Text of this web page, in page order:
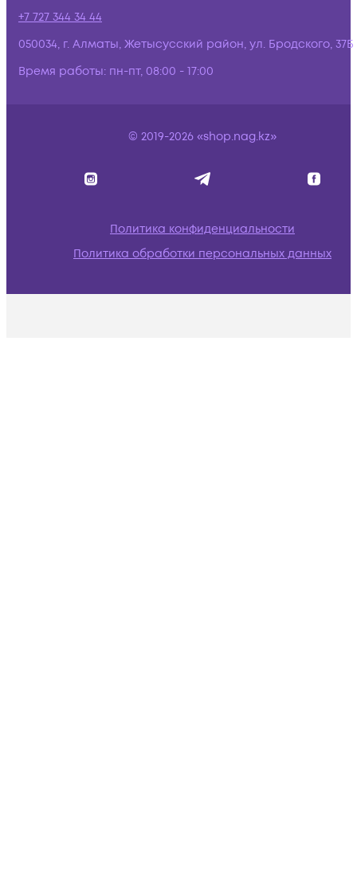
+7 727 344 34 44
050034, г. Алматы, Жетысусский район, ул. Бродского, 37Б
Время работы: пн-пт, 08:00 - 17:00
© 2019-2026 «shop.nag.kz»
Политика конфиденциальности
Политика обработки персональных данных